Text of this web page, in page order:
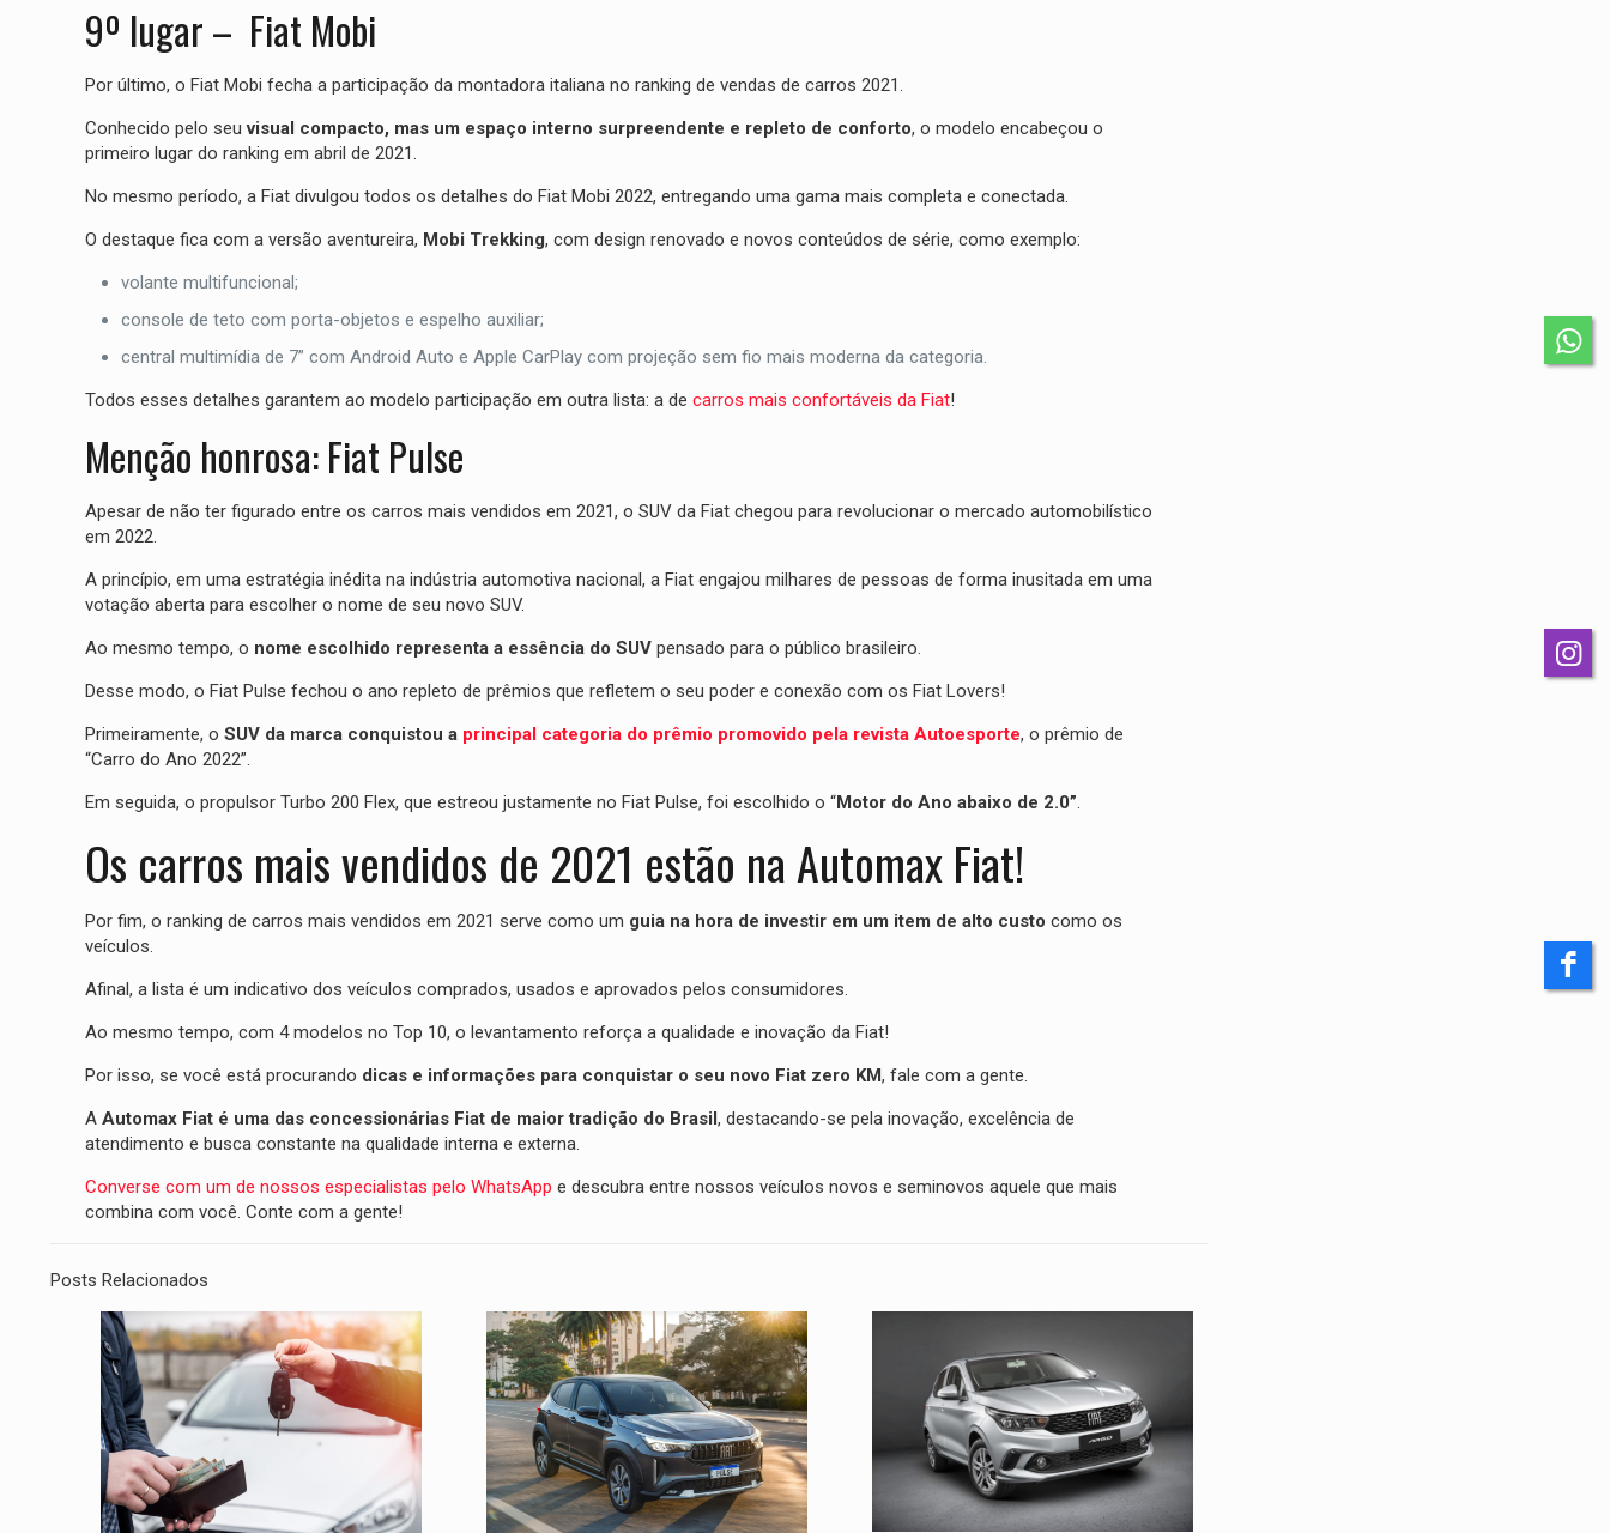
9º lugar – Fiat Mobi
Por último, o Fiat Mobi fecha a participação da montadora italiana no ranking de vendas de carros 2021.
Conhecido pelo seuvisual compacto, mas um espaço interno surpreendente e repleto de conforto, o modelo encabeçou o
primeiro lugar do ranking em abril de 2021.
No mesmo período, a Fiat divulgou todos os detalhes do Fiat Mobi 2022, entregando uma gama mais completa e conectada.
O destaque fica com a versão aventureira, Mobi Trekking, com design renovado e novos conteúdos de série, como exemplo:
volante multifuncional;
console de teto com porta-objetos e espelho auxiliar;
central multimídia de 7” com Android Auto e Apple CarPlay com projeção sem fio mais moderna da categoria.
Todos esses detalhes garantem ao modelo participação em outra lista: a de carros mais confortáveis da Fiat!
Menção honrosa: Fiat Pulse
Apesar de não ter figurado entre os carros mais vendidos em 2021, o SUV da Fiat chegou para revolucionar o mercado automobilístico
em 2022.
A princípio, em uma estratégia inédita na indústria automotiva nacional, a Fiat engajou milhares de pessoas de forma inusitada em uma
votação aberta para escolher o nome de seu novo SUV.
Ao mesmo tempo, o nome escolhido representa a essência do SUVpensado para o público brasileiro.
Desse modo, o Fiat Pulse fechou o ano repleto de prêmios que refletem o seu poder e conexão com os Fiat Lovers!
Primeiramente, o SUV da marca conquistou a principal categoria do prêmio promovido pela revista Autoesporte, o prêmio de
“Carro do Ano 2022”.
Em seguida, o propulsor Turbo 200 Flex, que estreou justamente no Fiat Pulse, foi escolhido o “Motor do Ano abaixo de 2.0”.
Os carros mais vendidos de 2021 estão na Automax Fiat!
Por fim, o ranking de carros mais vendidos em 2021 serve como um guia na hora de investir em um item de alto custo como os
veículos.
Afinal, a lista é um indicativo dos veículos comprados, usados e aprovados pelos consumidores.
Ao mesmo tempo, com 4 modelos no Top 10, o levantamento reforça a qualidade e inovação da Fiat!
Por isso, se você está procurando dicas e informações para conquistar o seu novo Fiat zero KM, fale com a gente.
A Automax Fiat é uma das concessionárias Fiat de maior tradição do Brasil, destacando-se pela inovação, excelência de
atendimento e busca constante na qualidade interna e externa.
Converse com um de nossos especialistas pelo WhatsApp e descubra entre nossos veículos novos e seminovos aquele que mais
combina com você. Conte com a gente!
Posts Relacionados